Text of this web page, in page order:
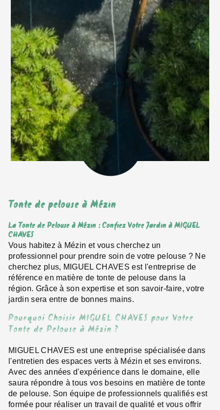
Tonte de pelouse à Mézin
La Tonte de Pelouse à Mézin : Confiez Votre Jardin à MIGUEL
CHAVES
Vous habitez à Mézin et vous cherchez un
professionnel pour prendre soin de votre pelouse ? Ne
cherchez plus, MIGUEL CHAVES est l'entreprise de
référence en matière de tonte de pelouse dans la
région. Grâce à son expertise et son savoir-faire, votre
jardin sera entre de bonnes mains.
Pourquoi Choisir MIGUEL CHAVES pour Votre
Tonte de Pelouse à Mézin ?
MIGUEL CHAVES est une entreprise spécialisée dans
l'entretien des espaces verts à Mézin et ses environs.
Avec des années d'expérience dans le domaine, elle
saura répondre à tous vos besoins en matière de tonte
de pelouse. Son équipe de professionnels qualifiés est
formée pour réaliser un travail de qualité et vous offrir